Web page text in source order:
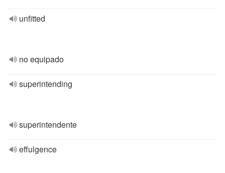
unfitted
no equipado
superintending
superintendente
effulgence